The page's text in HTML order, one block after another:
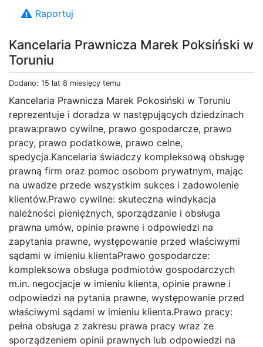
Kancelaria Prawnicza Marek Poksiński w
Toruniu
Dodano: 15 lat 8 miesięcy temu
Kancelaria Prawnicza Marek Pokosiński w Toruniu
reprezentuje i doradza w następujących dziedzinach
prawa:prawo cywilne, prawo gospodarcze, prawo
pracy, prawo podatkowe, prawo celne,
spedycja.Kancelaria świadczy kompleksową obsługę
prawną firm oraz pomoc osobom prywatnym, mając
na uwadze przede wszystkim sukces i zadowolenie
klientów.Prawo cywilne: skuteczna windykacja
należności pieniężnych, sporządzanie i obsługa
prawna umów, opinie prawne i odpowiedzi na
zapytania prawne, występowanie przed właściwymi
sądami w imieniu klientaPrawo gospodarcze:
kompleksowa obsługa podmiotów gospodarczych
m.in. negocjacje w imieniu klienta, opinie prawne i
odpowiedzi na pytania prawne, występowanie przed
właściwymi sądami w imieniu klienta.Prawo pracy:
pełna obsługa z zakresu prawa pracy wraz ze
sporządzeniem opinii prawnych lub odpowiedzi na
Raportuj